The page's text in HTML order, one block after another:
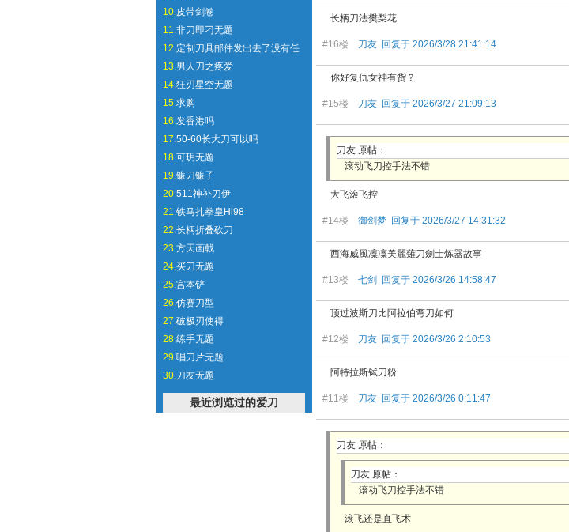
10.皮带剑卷
11.非刀即刁无题
12.定制刀具邮件发出去了没有任
13.男人刀之疼爱
14.狂刃星空无题
15.求购
16.发香港吗
17.50-60长大刀可以吗
18.可玥无题
19.镰刀镰子
20.511神补刀伊
21.铁马扎拳皇Hi98
22.长柄折叠砍刀
23.方天画戟
24.买刀无题
25.宫本铲
26.仿赛刀型
27.破极刃使得
28.练手无题
29.唱刀片无题
30.刀友无题
最近浏览过的爱刀
长柄刀法樊梨花
#16楼 刀友 回复于 2026/3/28 21:41:14
你好复仇女神有货？
#15楼 刀友 回复于 2026/3/27 21:09:13
刀友 原帖：
滚动飞刀控手法不错
大飞滚飞控
#14楼 御剑梦 回复于 2026/3/27 14:31:32
西海威風凜凜美麗薙刀劍士炼器故事
#13楼 七剑 回复于 2026/3/26 14:58:47
顶过波斯刀比阿拉伯弯刀如何
#12楼 刀友 回复于 2026/3/26 2:10:53
阿特拉斯铽刀粉
#11楼 刀友 回复于 2026/3/26 0:11:47
刀友 原帖：
刀友 原帖：
滚动飞刀控手法不错
滚飞还是直飞术